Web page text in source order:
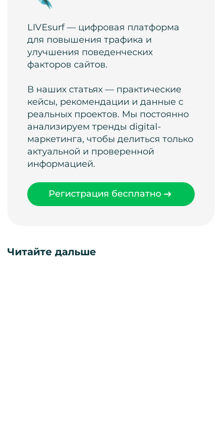
LIVEsurf — цифровая платформа
для повышения трафика и
улучшения поведенческих
факторов сайтов.
В наших статьях — практические
кейсы, рекомендации и данные с
реальных проектов. Мы постоянно
анализируем тренды digital-
маркетинга, чтобы делиться только
актуальной и проверенной
информацией.
Регистрация бесплатно
Читайте дальше